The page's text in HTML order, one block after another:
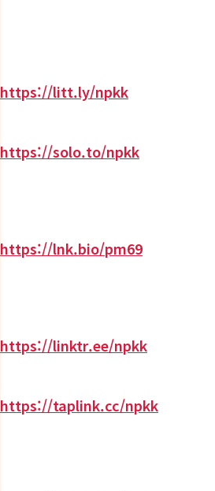
https://litt.ly/npkk
https://solo.to/npkk
https://lnk.bio/pm69
https://linktr.ee/npkk
https://taplink.cc/npkk